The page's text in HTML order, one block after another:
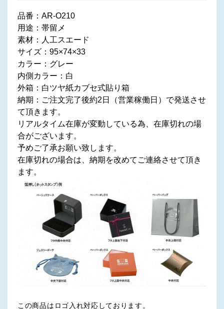
品番：AR-O210
用途：帯留メ
素材：人工スエード
サイズ：95×74×33
カラー：グレー
内側カラー：白
外箱：白ツヤ紙カブセ式貼り箱
納期：ご注文完了後約2日（営業稼働日）で発送させ
て頂きます。
リアルタイム在庫が変動している為、在庫切れの場
合がございます。
予めご了承お願い致します。
在庫切れの場合は、納期を改めてご連絡させて頂き
ます。
この商品はロゴ入れ対応しております。